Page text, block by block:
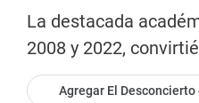
La destacada
2008 y 2022,
Agregar El Desconcierto